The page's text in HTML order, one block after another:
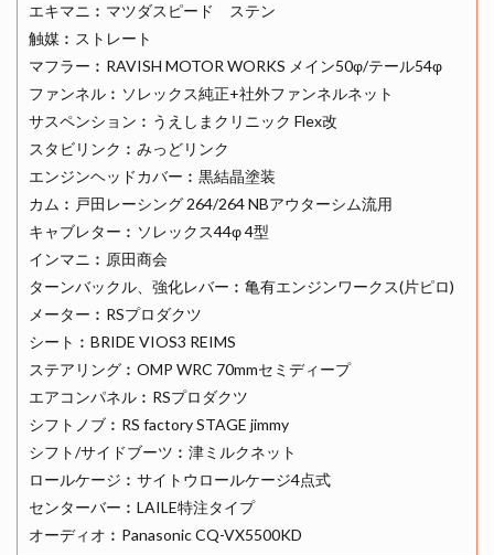
エキマニ︰マツダスピード ステン
触媒︰ストレート
マフラー︰RAVISH MOTOR WORKS メイン50φ/テール54φ
ファンネル︰ソレックス純正+社外ファンネルネット
サスペンション︰うえしまクリニック Flex改
スタビリンク︰みっどリンク
エンジンヘッドカバー︰黒結晶塗装
カム︰戸田レーシング 264/264 NBアウターシム流用
キャブレター︰ソレックス44φ 4型
インマニ︰原田商会
ターンバックル、強化レバー︰亀有エンジンワークス(片ピロ)
メーター︰RSプロダクツ
シート︰BRIDE VIOS3 REIMS
ステアリング︰OMP WRC 70mmセミディープ
エアコンパネル︰RSプロダクツ
シフトノブ︰RS factory STAGE jimmy
シフト/サイドブーツ︰津ミルクネット
ロールケージ︰サイトウロールケージ4点式
センターバー︰LAILE特注タイプ
オーディオ︰Panasonic CQ-VX5500KD